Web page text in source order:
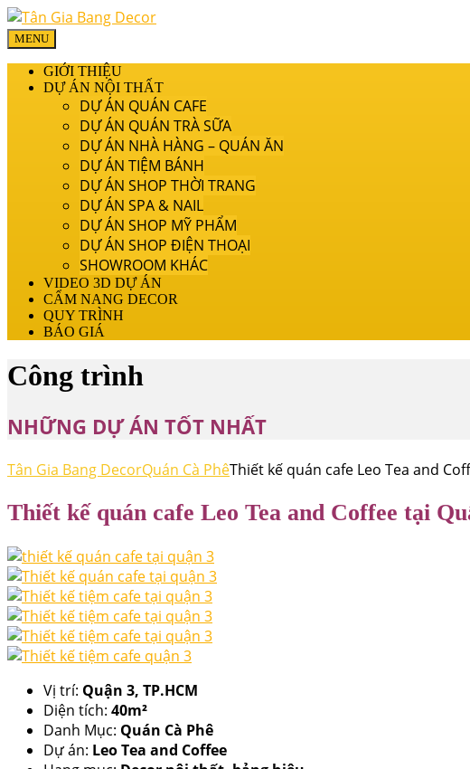
MENU
GIỚI THIỆU
DỰ ÁN NỘI THẤT
DỰ ÁN QUÁN CAFE
DỰ ÁN QUÁN TRÀ SỮA
DỰ ÁN NHÀ HÀNG – QUÁN ĂN
DỰ ÁN TIỆM BÁNH
DỰ ÁN SHOP THỜI TRANG
DỰ ÁN SPA & NAIL
DỰ ÁN SHOP MỸ PHẨM
DỰ ÁN SHOP ĐIỆN THOẠI
SHOWROOM KHÁC
VIDEO 3D DỰ ÁN
CẨM NANG DECOR
QUY TRÌNH
BÁO GIÁ
Công trình
NHỮNG DỰ ÁN TỐT NHẤT
Tân Gia Bang DecorQuán Cà PhêThiết kế quán cafe Leo Tea and
Thiết kế quán cafe Leo Tea and Coffee tại
Vị trí: Quận 3, TP.HCM
Diện tích: 40m²
Danh Mục: Quán Cà Phê
Dự án: Leo Tea and Coffee